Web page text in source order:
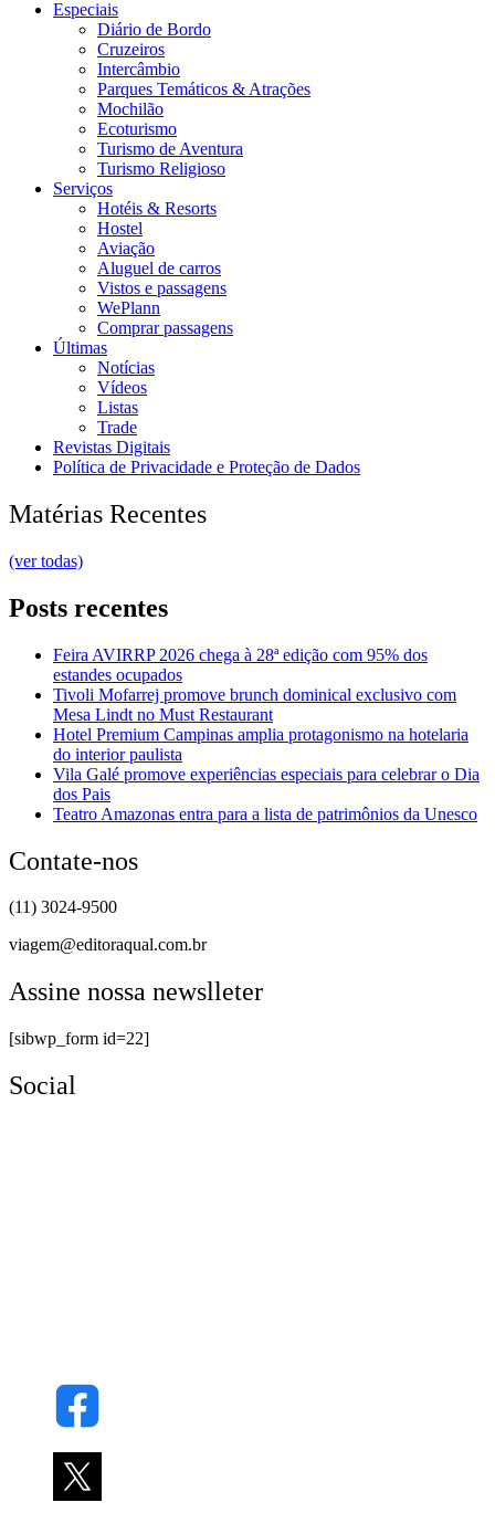
Especiais
Diário de Bordo
Cruzeiros
Intercâmbio
Parques Temáticos & Atrações
Mochilão
Ecoturismo
Turismo de Aventura
Turismo Religioso
Serviços
Hotéis & Resorts
Hostel
Aviação
Aluguel de carros
Vistos e passagens
WePlann
Comprar passagens
Últimas
Notícias
Vídeos
Listas
Trade
Revistas Digitais
Política de Privacidade e Proteção de Dados
Matérias Recentes
(ver todas)
Posts recentes
Feira AVIRRP 2026 chega à 28ª edição com 95% dos
estandes ocupados
Tivoli Mofarrej promove brunch dominical exclusivo com
Mesa Lindt no Must Restaurant
Hotel Premium Campinas amplia protagonismo na hotelaria
do interior paulista
Vila Galé promove experiências especiais para celebrar o Dia
dos Pais
Teatro Amazonas entra para a lista de patrimônios da Unesco
Contate-nos
(11) 3024-9500
viagem@editoraqual.com.br
Assine nossa newslleter
[sibwp_form id=22]
Social